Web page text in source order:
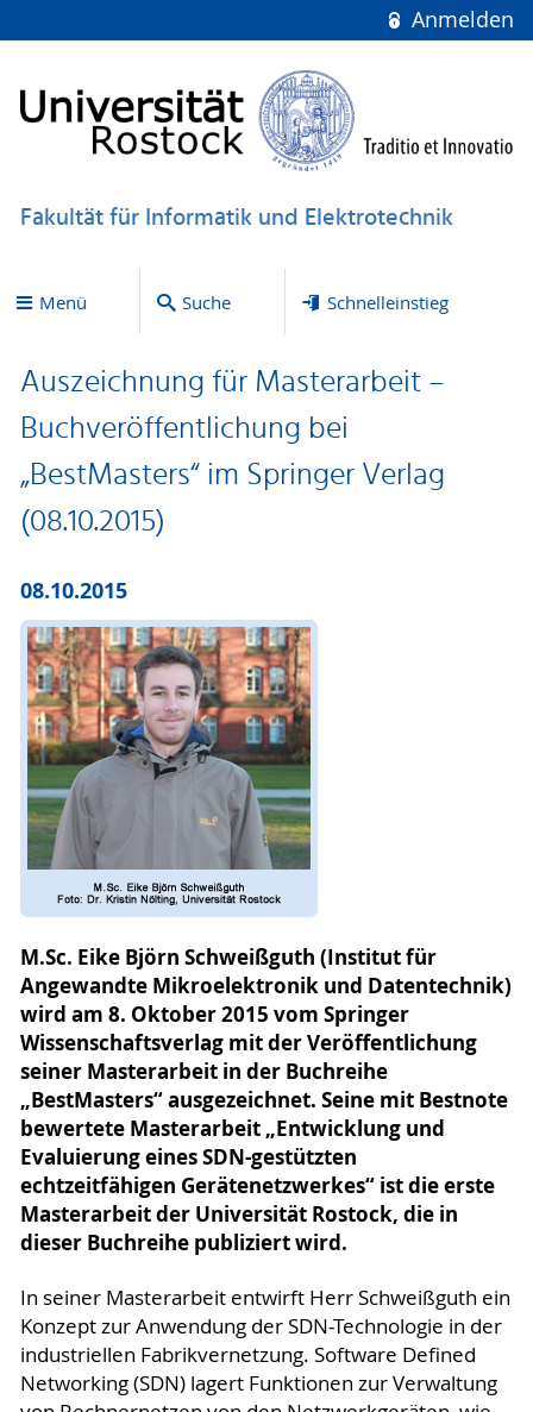
Anmelden
Fakultät für Informatik und Elektrotechnik
Menü Suche Schnelleinstieg
Auszeichnung für Masterarbeit –
Buchveröffentlichung bei
„BestMasters“ im Springer Verlag
(08.10.2015)
08.10.2015
M.Sc. Eike Björn Schweißguth (Institut für
Angewandte Mikroelektronik und Datentechnik)
wird am 8. Oktober 2015 vom Springer
Wissenschaftsverlag mit der Veröffentlichung
seiner Masterarbeit in der Buchreihe
„BestMasters“ ausgezeichnet. Seine mit Bestnote
bewertete Masterarbeit „Entwicklung und
Evaluierung eines SDN-gestützten
echtzeitfähigen Gerätenetzwerkes“ ist die erste
Masterarbeit der Universität Rostock, die in
dieser Buchreihe publiziert wird.
In seiner Masterarbeit entwirft Herr Schweißguth ein
Konzept zur Anwendung der SDN-Technologie in der
industriellen Fabrikvernetzung. Software Defined
Networking (SDN) lagert Funktionen zur Verwaltung